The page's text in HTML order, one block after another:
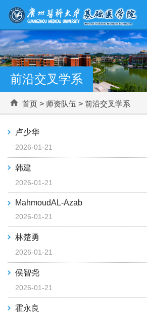
前沿交叉学系
首页 > 师资队伍 > 前沿交叉学系
卢少华
2026-01-21
韩建
2026-01-21
MahmoudAL-Azab
2026-01-21
林楚勇
2026-01-21
侯智尧
2026-01-21
霍永良